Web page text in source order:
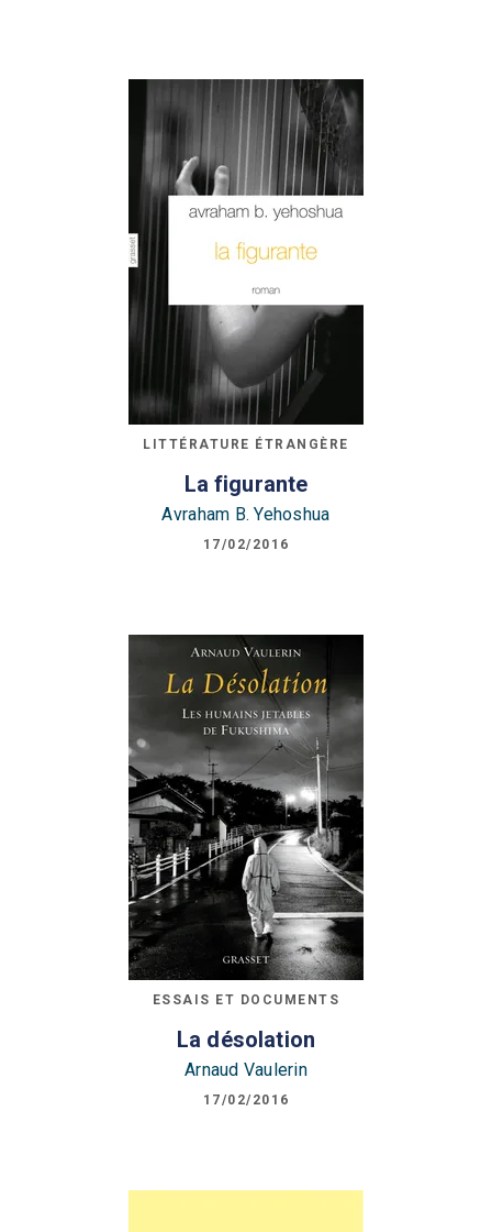
LITTÉRATURE ÉTRANGÈRE
La figurante
Avraham B. Yehoshua
17/02/2016
ESSAIS ET DOCUMENTS
La désolation
Arnaud Vaulerin
17/02/2016